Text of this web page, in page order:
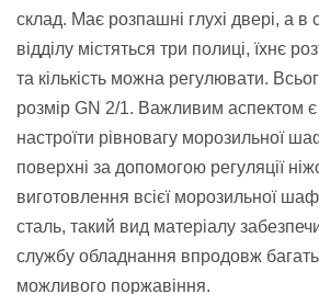
склад. Має розпашні глухі двері, а в
відділу містяться три полиці, їхнє
та кількість можна регулювати.
розмір GN 2/1. Важливим аспектом
настроїти рівновагу морозильної
поверхні за допомогою регуляції
виготовлення всієї морозильної
сталь, такий вид матеріалу
службу обладнання впродовж
можливого поржавіння.